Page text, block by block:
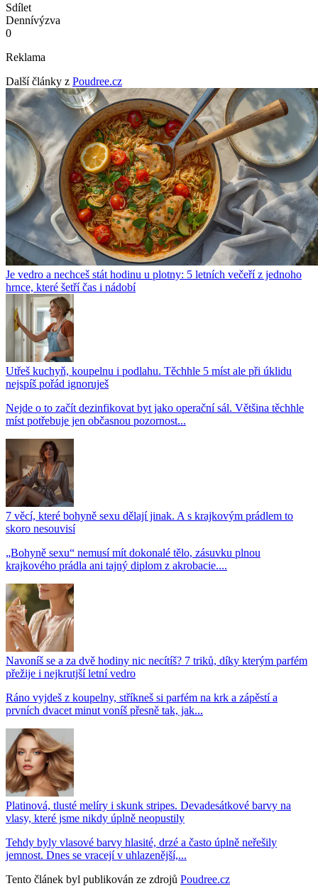
Sdílet
Dennívýzva
0
Reklama
Další články z Poudree.cz
Je vedro a nechceš stát hodinu u plotny: 5 letních večeří z jednoho
hrnce, které šetří čas i nádobí
Utřeš kuchyň, koupelnu i podlahu. Těchhle 5 míst ale při úklidu
nejspíš pořád ignoruješ
Nejde o to začít dezinfikovat byt jako operační sál. Většina těchhle
míst potřebuje jen občasnou pozornost...
7 věcí, které bohyně sexu dělají jinak. A s krajkovým prádlem to
skoro nesouvisí
„Bohyně sexu“ nemusí mít dokonalé tělo, zásuvku plnou
krajkového prádla ani tajný diplom z akrobacie....
Navoníš se a za dvě hodiny nic necítíš? 7 triků, díky kterým parfém
přežije i nejkrutjší letní vedro
Ráno vyjdeš z koupelny, stříkneš si parfém na krk a zápěstí a
prvních dvacet minut voníš přesně tak, jak...
Platinová, tlusté melíry i skunk stripes. Devadesátkové barvy na
vlasy, které jsme nikdy úplně neopustily
Tehdy byly vlasové barvy hlasité, drzé a často úplně neřešily
jemnost. Dnes se vracejí v uhlazenější,...
Tento článek byl publikován ze zdrojů Poudree.cz